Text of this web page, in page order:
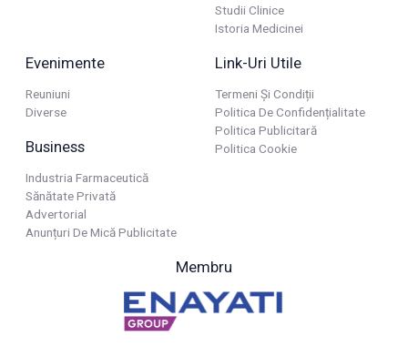
Studii Clinice
Istoria Medicinei
Evenimente
Reuniuni
Diverse
Business
Industria Farmaceutică
Sănătate Privată
Advertorial
Anunțuri De Mică Publicitate
Link-Uri Utile
Termeni Și Condiții
Politica De Confidențialitate
Politica Publicitară
Politica Cookie
Membru